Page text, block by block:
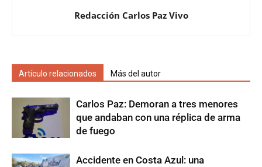
Redacción Carlos Paz Vivo
Artículo relacionados Más del autor
Carlos Paz: Demoran a tres menores
que andaban con una réplica de arma
de fuego
Accidente en Costa Azul: una